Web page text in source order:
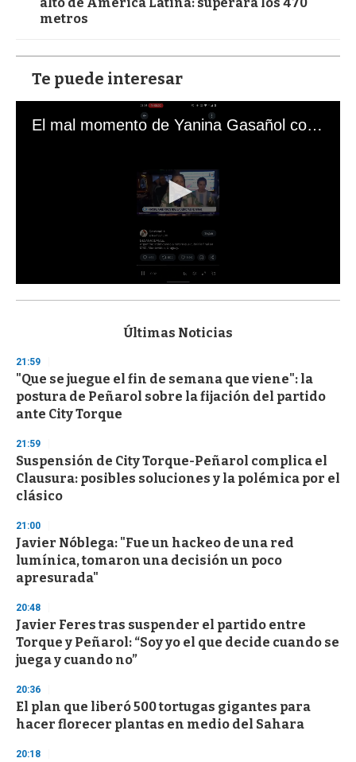
alto de América Latina: superará los 470
metros
Te puede interesar
El mal momento de Yanina Gasañol con un hincha argentino en "Subrayado"
s
d
s
o
f
3
s
e
c
o
n
Últimas Noticias
21:59
"Que se juegue el fin de semana que viene": la
postura de Peñarol sobre la fijación del partido
ante City Torque
21:59
Suspensión de City Torque-Peñarol complica el
Clausura: posibles soluciones y la polémica por el
clásico
21:00
Javier Nóblega: "Fue un hackeo de una red
lumínica, tomaron una decisión un poco
apresurada"
20:48
Javier Feres tras suspender el partido entre
Torque y Peñarol: “Soy yo el que decide cuando se
juega y cuando no”
20:36
El plan que liberó 500 tortugas gigantes para
hacer florecer plantas en medio del Sahara
20:18